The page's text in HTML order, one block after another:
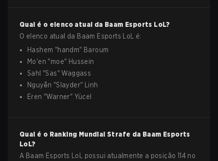
Qual é o elenco atual da Baam Esports LoL?
O elenco atual da Baam Esports LoL
é:
Hashem "handm" Baroum
Mo'en "moe" Hussein
Sahl "Sas"Waggass
Nguyễn "Slayder"
Linh
Eren "Warner" Yücel
Qual é o Ranking Mundial Strafe da Baam Esports
LoL?
A Baam Esports LoL possui atualmente a posição 114 no